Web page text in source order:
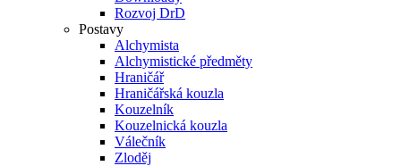
Rozvoj DrD
Postavy
Alchymista
Alchymistické předměty
Hraničář
Hraničářská kouzla
Kouzelník
Kouzelnická kouzla
Válečník
Zloděj